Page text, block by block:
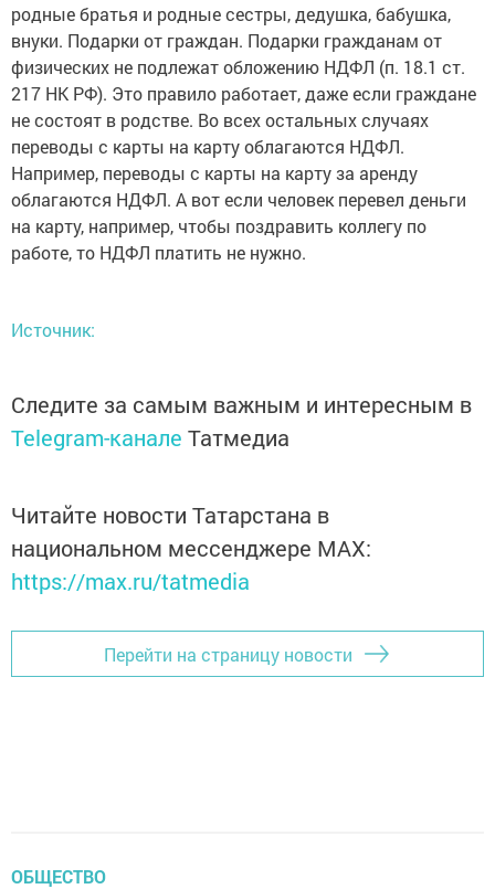
родные братья и родные сестры, дедушка, бабушка,
внуки. Подарки от граждан. Подарки гражданам от
физических не подлежат обложению НДФЛ (п. 18.1 ст.
217 НК РФ). Это правило работает, даже если граждане
не состоят в родстве. Во всех остальных случаях
переводы с карты на карту облагаются НДФЛ.
Например, переводы с карты на карту за аренду
облагаются НДФЛ. А вот если человек перевел деньги
на карту, например, чтобы поздравить коллегу по
работе, то НДФЛ платить не нужно.
Источник:
Следите за самым важным и интересным в
Telegram-канале Татмедиа
Читайте новости Татарстана в
национальном мессенджере MАХ:
https://max.ru/tatmedia
Перейти на страницу новости
ОБЩЕСТВО